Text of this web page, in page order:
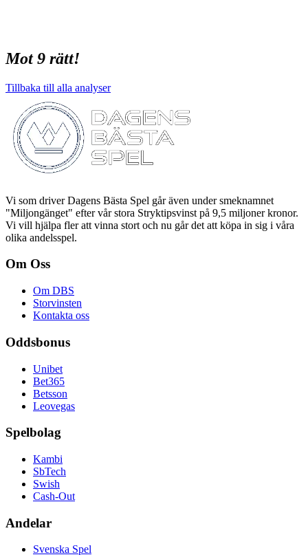
Mot 9 rätt!
Tillbaka till alla analyser
Vi som driver Dagens Bästa Spel går även under smeknamnet
"Miljongänget" efter vår stora Stryktipsvinst på 9,5 miljoner kronor.
Vi vill hjälpa fler att vinna stort och nu går det att köpa in sig i våra
olika andelsspel.
Om Oss
Om DBS
Storvinsten
Kontakta oss
Oddsbonus
Unibet
Bet365
Betsson
Leovegas
Spelbolag
Kambi
SbTech
Swish
Cash-Out
Andelar
Svenska Spel